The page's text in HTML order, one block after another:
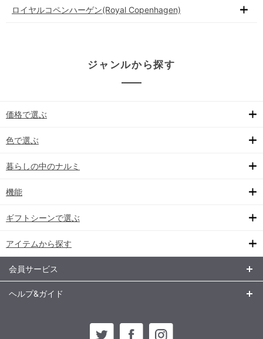
ロイヤルコペンハーゲン(Royal Copenhagen)
ジャンルから探す
価格で選ぶ
色で選ぶ
暮らしの中のナルミ
機能
ギフトシーンで選ぶ
アイテムから探す
会員サービス
ヘルプ&ガイド